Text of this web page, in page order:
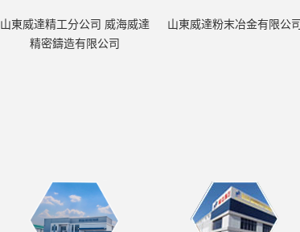
山東威達精工分公司 威海威達
精密鑄造有限公司
山東威達粉末冶金有限公司